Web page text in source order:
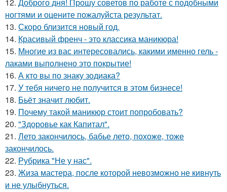
ногтями и оцените пожалуйста результат.
13. Скоро близится новый год.
14. Красивый френч - это классика маникюра!
15. Многие из вас интересовались, какими именно гель -
лаками выполнено это покрытие!
16. А кто вы по знаку зодиака?
17. У тебя ничего не получится в этом бизнесе!
18. Бьёт значит любит.
19. Почему такой маникюр стоит попробовать?
20. "Здоровье как Капитал".
21. Лето закончилось, бабье лето, похоже, тоже
закончилось.
22. Рубрика "Не у нас".
23. Жиза мастера, после которой невозможно не кивнуть
и не улыбнуться.